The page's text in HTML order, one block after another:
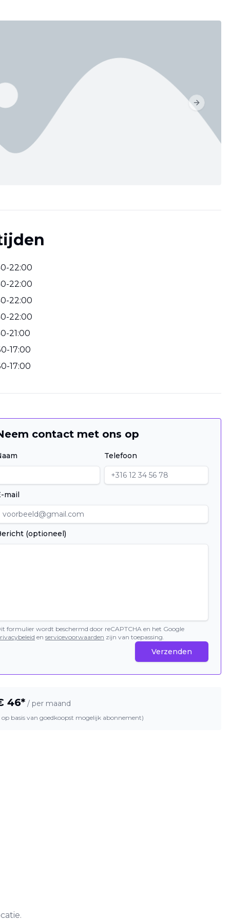
Next slide
-22:00
-22:00
-22:00
-22:00
-21:00
-17:00
-17:00
contact met ons op
Telefoon
mail
(optioneel)
formulier wordt beschermd door reCAPTCHA en het Google
en servicevoorwaarden zijn van toepassing.
Verzenden
46* / per maand
op basis van goedkoopst mogelijk abonnement)